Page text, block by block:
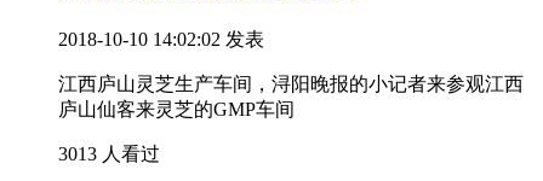
2018-10-10 14:02:02 发表
江西庐山灵芝生产车间，浔阳晚报的小记者来参观江西
庐山仙客来灵芝的GMP车间
3013 人看过